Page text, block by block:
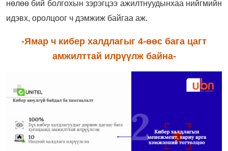
нөлөө бий болгохын зэрэгцээ ажилтнуудынхаа нийгмийн
идэвх, оролцоог ч дэмжиж байгаа аж.
-Ямар ч кибер халдлагыг 4-өөс бага цагт
амжилттай илрүүлж байна-